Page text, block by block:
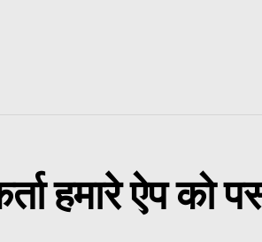
हमारे ऐप को